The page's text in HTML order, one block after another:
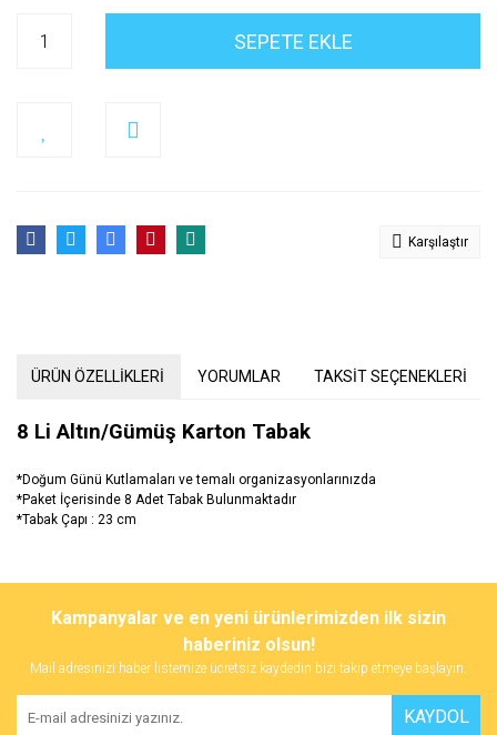
SEPETE EKLE
Karşılaştır
ÜRÜN ÖZELLİKLERİ YORUMLAR TAKSİT SEÇENEKLERİ
8 Li Altın/Gümüş Karton Tabak
*Doğum Günü Kutlamaları ve temalı organizasyonlarınızda
*Paket İçerisinde 8 Adet Tabak Bulunmaktadır
*Tabak Çapı : 23 cm
Bu ürüne ilk yorumu siz yapın!
Yorum Yaz
tarafımıza iletebilirsiniz.
Görüş ve önerileriniz için teşekkür ederiz.
Ürün resmi kalitesiz, bozuk veya görüntülenemiyor.
Ürün açıklamasında eksik bilgiler bulunuyor.
Kampanyalar ve en yeni ürünlerimizden ilk sizin
haberiniz olsun!
Mail adresinizi haber listemize ücretsiz kaydedin bizi takip etmeye başlayın.
KAYDOL